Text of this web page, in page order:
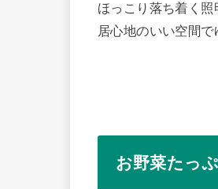
ほっこり落ち着く照
居心地のいい空間で
お野菜たっ